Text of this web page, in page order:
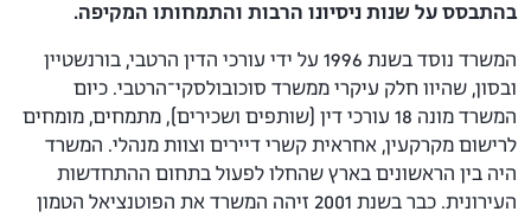
בהתבסס על שנות ניסיונו הרבות והתמחותו המקיפה.
המשרד נוסד בשנת 1996 על ידי עורכי הדין הרטבי, בורנשטיין
ובסון, שהיוו חלק עיקרי ממשרד סוכובולסקי־הרטבי. כיום
המשרד מונה 18 עורכי דין (שותפים ושכירים), מתמחים, מומחים
לרישום מקרקעין, אחראית קשרי דיירים וצוות מנהלי. המשרד
היה בין הראשונים בארץ שהחלו לפעול בתחום ההתחדשות
העירונית. כבר בשנת 2001 זיהה המשרד את הפוטנציאל הטמון